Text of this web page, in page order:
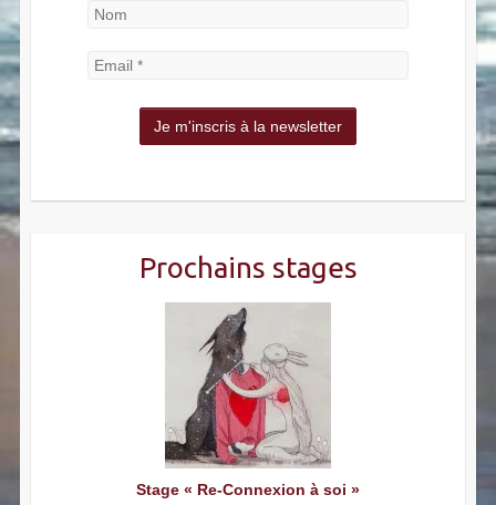
Prochains stages
Stage « Re-Connexion à soi »